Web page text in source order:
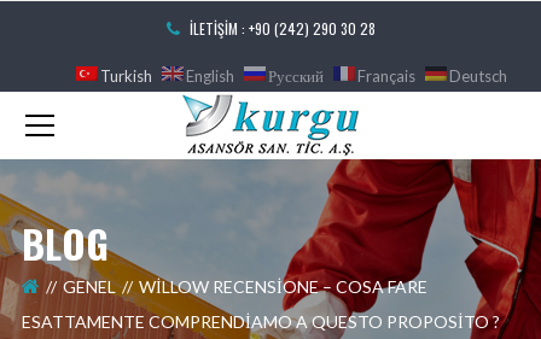
İLETIŞIM : +90 (242) 290 30 28
Turkish English Русский Français Deutsch
BLOG
GENEL
WILLOW RECENSIONE – COSA FARE
ESATTAMENTE COMPRENDIAMO A QUESTO PROPOSITO ?